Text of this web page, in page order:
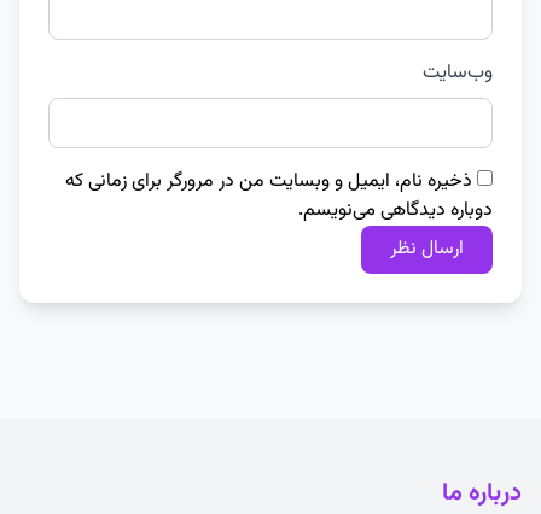
وب‌سایت
ذخیره نام، ایمیل و وبسایت من در مرورگر برای زمانی که
دوباره دیدگاهی می‌نویسم.
درباره ما